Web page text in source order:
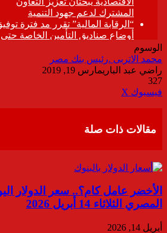
الوسوم
محمد الاتربى .رئيس بنك مصر
راضي عبد الباريمارس 19, 2019
327
فيسبوك ‫X
مقالات ذات صلة
الأخضر عامل كام؟.. سعر الدولار
المصري الثلاثاء 14 أبريل 2026
أبريل 14, 2026